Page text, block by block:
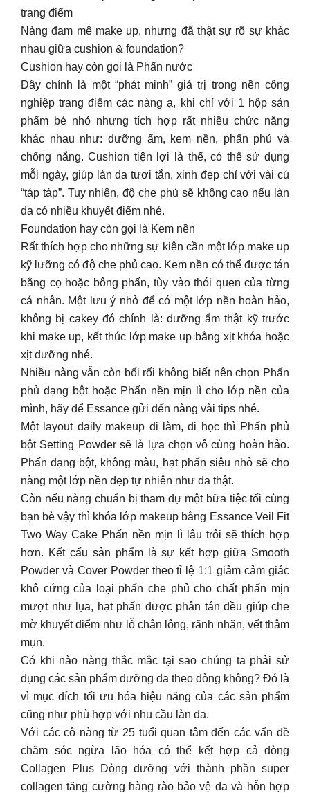
trang điểm
Nàng đam mê make up, nhưng đã thật sự rõ sự khác
nhau giữa cushion & foundation?
Cushion hay còn gọi là Phấn nước
Đây chính là một “phát minh” giá trị trong nền công
nghiệp trang điểm các nàng ạ, khi chỉ với 1 hộp sản
phẩm bé nhỏ nhưng tích hợp rất nhiều chức năng
khác nhau như: dưỡng ẩm, kem nền, phấn phủ và
chống nắng. Cushion tiện lợi là thế, có thể sử dụng
mỗi ngày, giúp làn da tươi tắn, xinh đẹp chỉ với vài cú
“táp táp”. Tuy nhiên, độ che phủ sẽ không cao nếu làn
da có nhiều khuyết điểm nhé.
Foundation hay còn gọi là Kem nền
Rất thích hợp cho những sự kiện cần một lớp make up
kỹ lưỡng có độ che phủ cao. Kem nền có thể được tán
bằng cọ hoặc bông phấn, tùy vào thói quen của từng
cá nhân. Một lưu ý nhỏ để có một lớp nền hoàn hảo,
không bị cakey đó chính là: dưỡng ẩm thật kỹ trước
khi make up, kết thúc lớp make up bằng xịt khóa hoặc
xịt dưỡng nhé.
Nhiều nàng vẫn còn bối rối không biết nên chọn Phấn
phủ dạng bột hoặc Phấn nền mịn lì cho lớp nền của
mình, hãy để Essance gửi đến nàng vài tips nhé.
Một layout daily makeup đi làm, đi học thì Phấn phủ
bột Setting Powder sẽ là lựa chọn vô cùng hoàn hảo.
Phấn dạng bột, không màu, hạt phấn siêu nhỏ sẽ cho
nàng một lớp nền đẹp tự nhiên như da thật.
Còn nếu nàng chuẩn bị tham dự một bữa tiệc tối cùng
bạn bè vậy thì khóa lớp makeup bằng Essance Veil Fit
Two Way Cake Phấn nền mịn lì lâu trôi sẽ thích hợp
hơn. Kết cấu sản phẩm là sự kết hợp giữa Smooth
Powder và Cover Powder theo tỉ lệ 1:1 giảm cảm giác
khô cứng của loại phấn che phủ cho chất phấn mịn
mượt như lụa, hạt phấn được phân tán đều giúp che
mờ khuyết điểm như lỗ chân lông, rãnh nhăn, vết thâm
mụn.
Có khi nào nàng thắc mắc tại sao chúng ta phải sử
dụng các sản phẩm dưỡng da theo dòng không? Đó là
vì mục đích tối ưu hóa hiệu năng của các sản phẩm
cũng như phù hợp với nhu cầu làn da.
Với các cô nàng từ 25 tuổi quan tâm đến các vấn đề
chăm sóc ngừa lão hóa có thể kết hợp cả dòng
Collagen Plus Dòng dưỡng với thành phần super
collagen tăng cường hàng rào bảo vệ da và hỗn hợp